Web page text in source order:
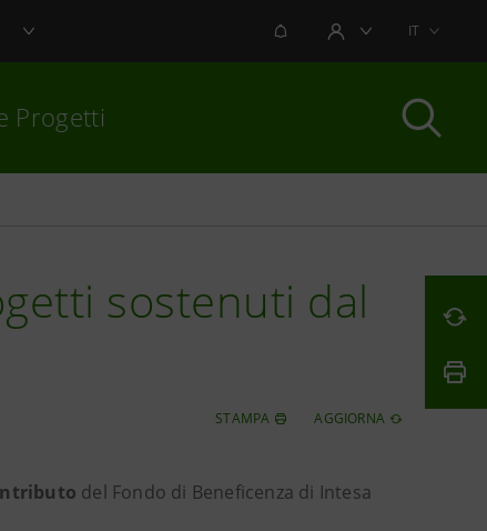
NOTIFICHEAREA UTENTEIT
Progetti
sostenuti dal
STAMPA AGGIORNA
del Fondo di Beneficenza di Intesa